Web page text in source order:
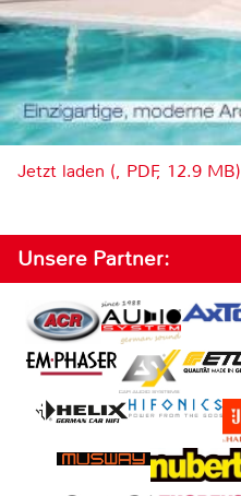
Jetzt laden (, PDF, 12.9 MB)
Unsere Partner: